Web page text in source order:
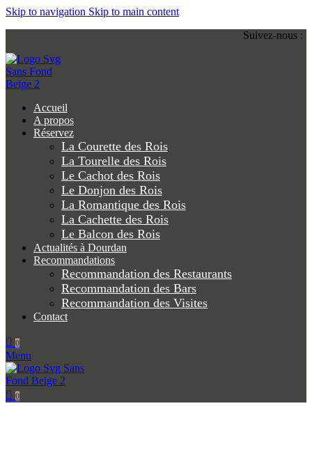
Skip to navigation Skip to main content
Suivez-nous :
Accueil
A propos
Réservez
La Courette des Rois
La Tourelle des Rois
Le Cachot des Rois
Le Donjon des Rois
La Romantique des Rois
La Cachette des Rois
Le Balcon des Rois
Actualités à Dourdan
Recommandations
Recommandation des Restaurants
Recommandation des Bars
Recommandation des Visites
Contact
0
Menu
0